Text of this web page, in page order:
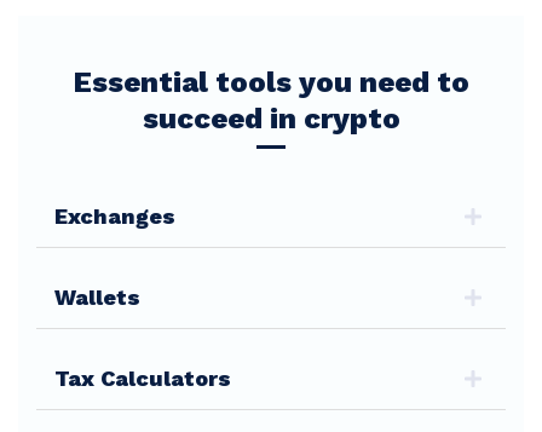
Essential tools you need to
succeed in crypto
Exchanges
Wallets
Tax Calculators